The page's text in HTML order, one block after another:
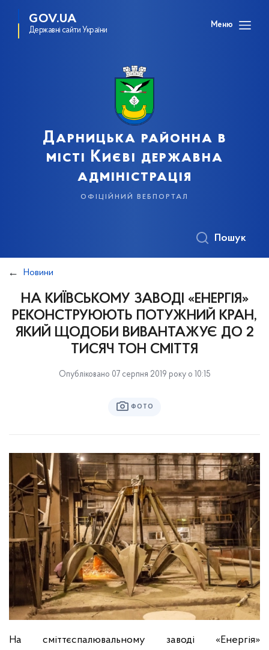
GOV.UA
Державні сайти України
Меню
Дарницька районна в
місті Києві державна
адміністрація
офіційний вебпортал
Пошук
Новини
НА КИЇВСЬКОМУ ЗАВОДІ «ЕНЕРГІЯ»
РЕКОНСТРУЮЮТЬ ПОТУЖНИЙ КРАН,
ЯКИЙ ЩОДОБИ ВИВАНТАЖУЄ ДО 2
ТИСЯЧ ТОН СМІТТЯ
Опубліковано 07 серпня 2019 року о 10:15
ФОТО
На сміттєспалювальному заводі «Енергія»